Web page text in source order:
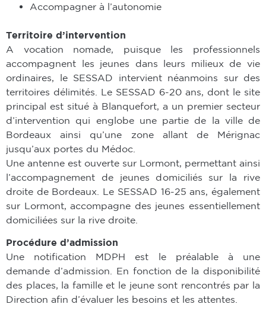
Accompagner à l’autonomie
Territoire d’intervention
A vocation nomade, puisque les professionnels
accompagnent les jeunes dans leurs milieux de vie
ordinaires, le SESSAD intervient néanmoins sur des
territoires délimités. Le SESSAD 6-20 ans, dont le site
principal est situé à Blanquefort, a un premier secteur
d’intervention qui englobe une partie de la ville de
Bordeaux ainsi qu’une zone allant de Mérignac
jusqu’aux portes du Médoc.
Une antenne est ouverte sur Lormont, permettant ainsi
l’accompagnement de jeunes domiciliés sur la rive
droite de Bordeaux. Le SESSAD 16-25 ans, également
sur Lormont, accompagne des jeunes essentiellement
domiciliées sur la rive droite.
Procédure d’admission
Une notification MDPH est le préalable à une
demande d’admission. En fonction de la disponibilité
des places, la famille et le jeune sont rencontrés par la
Direction afin d’évaluer les besoins et les attentes.